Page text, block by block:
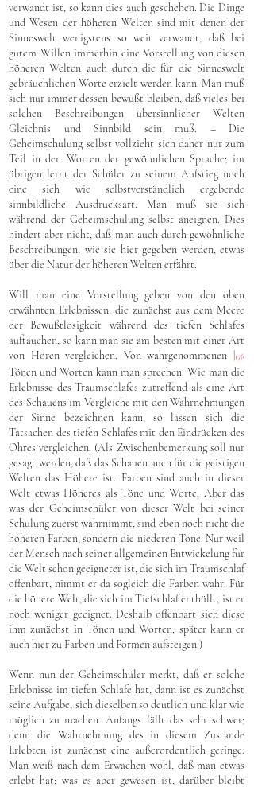
verwandt ist, so kann dies auch geschehen. Die Dinge
und Wesen der höheren Welten sind mit denen der
Sinneswelt wenigstens so weit verwandt, daß bei
gutem Willen immerhin eine Vorstellung von diesen
höheren Welten auch durch die für die Sinneswelt
gebräuchlichen Worte erzielt werden kann. Man muß
sich nur immer dessen bewußt bleiben, daß vieles bei
solchen Beschreibungen übersinnlicher Welten
Gleichnis und Sinnbild sein muß. – Die
Geheimschulung selbst vollzieht sich daher nur zum
Teil in den Worten der gewöhnlichen Sprache; im
übrigen lernt der Schüler zu seinem Aufstieg noch
eine sich wie selbstverständlich ergebende
sinnbildliche Ausdrucksart. Man muß sie sich
während der Geheimschulung selbst aneignen. Dies
hindert aber nicht, daß man auch durch gewöhnliche
Beschreibungen, wie sie hier gegeben werden, etwas
über die Natur der höheren Welten erfährt.
Will man eine Vorstellung geben von den oben
erwähnten Erlebnissen, die zunächst aus dem Meere
der Bewußtlosigkeit während des tiefen Schlafes
auftauchen, so kann man sie am besten mit einer Art
von Hören vergleichen. Von wahrgenommenen
176
Tönen und Worten kann man sprechen. Wie man die
Erlebnisse des Traumschlafes zutreffend als eine Art
des Schauens im Vergleiche mit den Wahrnehmungen
der Sinne bezeichnen kann, so lassen sich die
Tatsachen des tiefen Schlafes mit den Eindrücken des
Ohres vergleichen. (Als Zwischenbemerkung soll nur
gesagt werden, daß das Schauen auch für die geistigen
Welten das Höhere ist. Farben sind auch in dieser
Welt etwas Höheres als Töne und Worte. Aber das
was der Geheimschüler von dieser Welt bei seiner
Schulung zuerst wahrnimmt, sind eben noch nicht die
höheren Farben, sondern die niederen Töne. Nur weil
der Mensch nach seiner allgemeinen Entwickelung für
die Welt schon geeigneter ist, die sich im Traumschlaf
offenbart, nimmt er da sogleich die Farben wahr. Für
die höhere Welt, die sich im Tiefschlaf enthüllt, ist er
noch weniger geeignet. Deshalb offenbart sich diese
ihm zunächst in Tönen und Worten; später kann er
auch hier zu Farben und Formen aufsteigen.)
Wenn nun der Geheimschüler merkt, daß er solche
Erlebnisse im tiefen Schlafe hat, dann ist es zunächst
seine Aufgabe, sich dieselben so deutlich und klar wie
möglich zu machen. Anfangs fällt das sehr schwer;
denn die Wahrnehmung des in diesem Zustande
Erlebten ist zunächst eine außerordentlich geringe.
Man weiß nach dem Erwachen wohl, daß man etwas
erlebt hat; was es aber gewesen ist, darüber bleibt